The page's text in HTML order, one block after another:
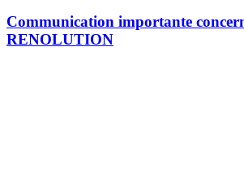
Communication importante
RENOLUTION